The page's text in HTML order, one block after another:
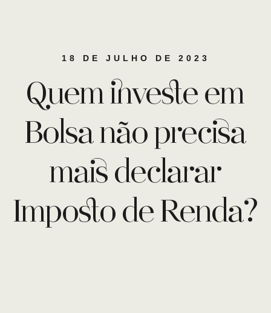
18 DE JULHO DE 2023
Quem investe em
Bolsa não precisa
mais declarar
Imposto de Renda?